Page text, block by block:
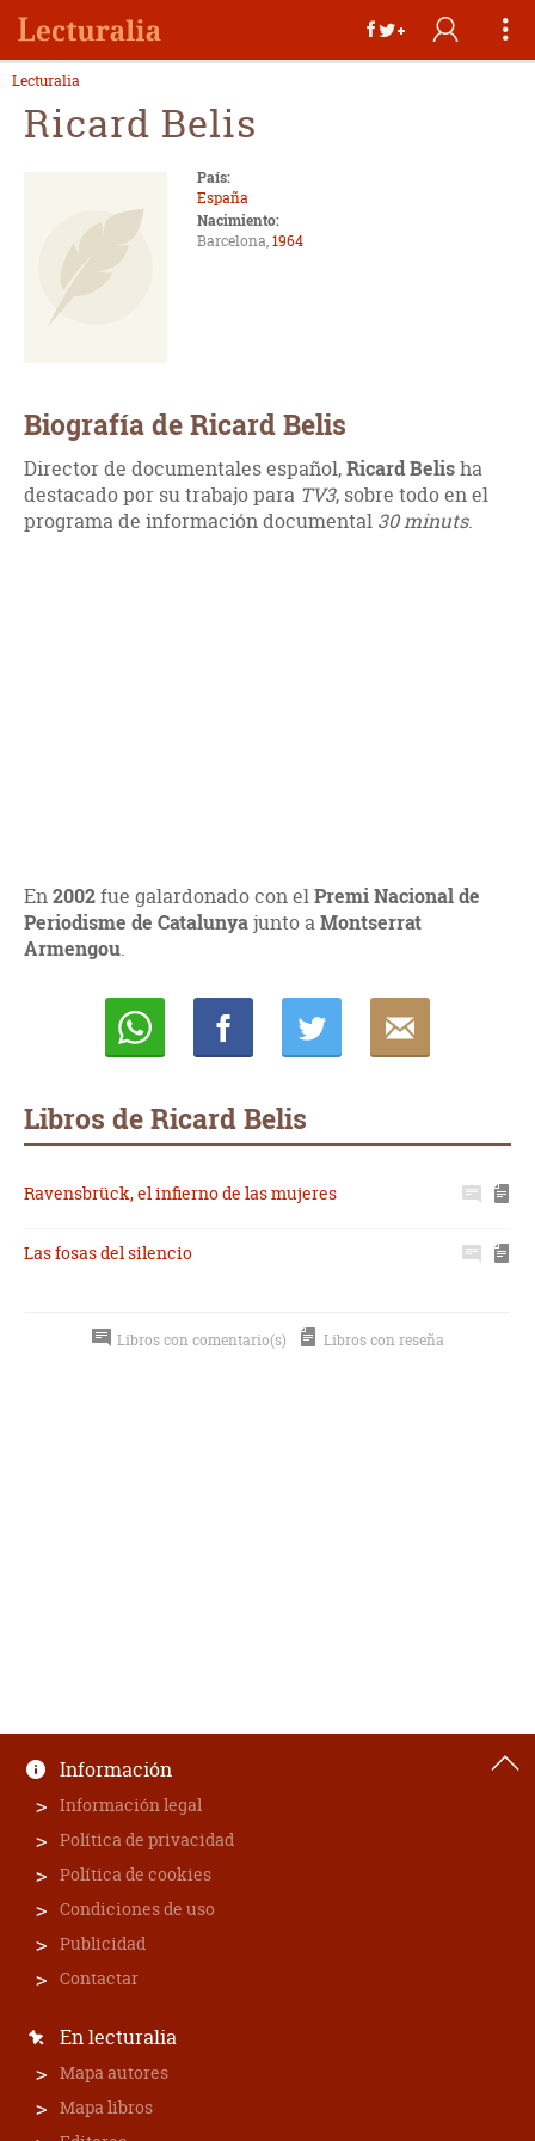
Lecturalia
Ricard Belis
País:
España
Nacimiento:
Barcelona,1964
Biografía de Ricard Belis
Director de documentales español,Ricard Belisha
destacado por su trabajo para TV3, sobre todo en el
programa de información documental 30 minuts.
En2002fue galardonado con elPremi Nacional de
Periodisme de Catalunyajunto aMontserrat
Armengou.
Libros de Ricard Belis
Ravensbrück, el infierno de las mujeres
Las fosas del silencio
Libros con comentario(s) Libros con reseña
Información
Información legal
Política de privacidad
Política de cookies
Condiciones de uso
Publicidad
Contactar
En lecturalia
Mapa autores
Mapa libros